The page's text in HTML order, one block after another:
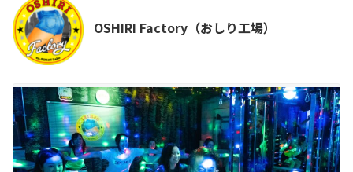
OSHIRI Factory（おしり工場）